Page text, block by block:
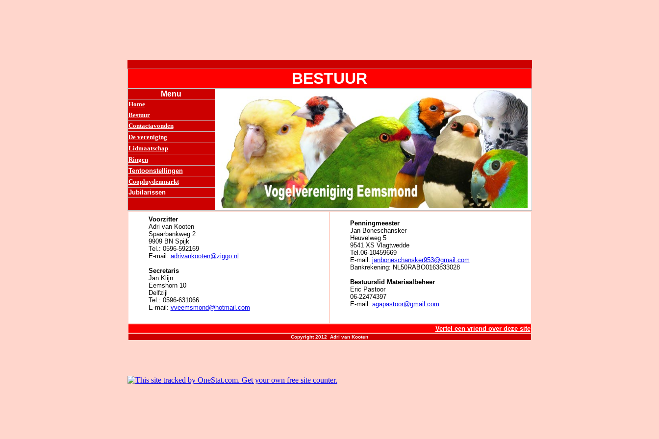
BESTUUR
Menu
Home
Bestuur
Contactavonden
De vereniging
Lidmaatschap
Ringen
Tentoonstellingen
Coopluydenmarkt
Jubilarissen
Voorzitter
Adri van Kooten
Spaarbankweg 2
9909 BN Spijk
Tel.: 0596-592169
E-mail: adrivankooten@ziggo.nl
Secretaris
Jan Klijn
Eemshorn 10
Delfzijl
Tel.: 0596-631066
E-mail: vveemsmond@hotmail.com
Penningmeester
Jan Boneschansker
Heuvelweg 5
9541 XS Vlagtwedde
Tel.06-10459669
E-mail: janboneschansker953@gmail.com
Bankrekening: NL50RABO0163833028
Bestuurslid Materiaalbeheer
Eric Pastoor
06-22474397
E-mail: agapastoor@gmail.com
Vertel een vriend over deze site
Copyright 2012 Adri van Kooten